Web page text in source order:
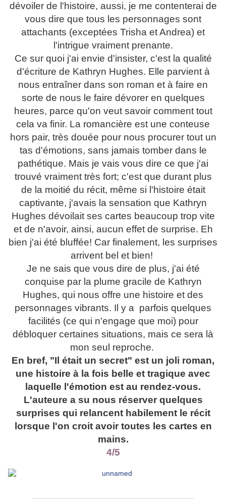
dévoiler de l'histoire, aussi, je me contenterai de
vous dire que tous les personnages sont
attachants (exceptées Trisha et Andrea) et
l'intrigue vraiment prenante.
Ce sur quoi j'ai envie d'insister, c'est la qualité
d'écriture de Kathryn Hughes. Elle parvient à
nous entraîner dans son roman et à faire en
sorte de nous le faire dévorer en quelques
heures, parce qu'on veut savoir comment tout
cela va finir. La romancière est une conteuse
hors pair, très douée pour nous procurer tout un
tas d'émotions, sans jamais tomber dans le
pathétique. Mais je vais vous dire ce que j'ai
trouvé vraiment très fort; c'est que durant plus
de la moitié du récit, même si l'histoire était
captivante, j'avais la sensation que Kathryn
Hughes dévoilait ses cartes beaucoup trop vite
et de n'avoir, ainsi, aucun effet de surprise. Eh
bien j'ai été bluffée! Car finalement, les surprises
arrivent bel et bien!
Je ne sais que vous dire de plus, j'ai été
conquise par la plume gracile de Kathryn
Hughes, qui nous offre une histoire et des
personnages vibrants. Il y a parfois quelques
facilités (ce qui n'engage que moi) pour
débloquer certaines situations, mais ce sera là
mon seul reproche.
En bref, "Il était un secret" est un joli roman,
une histoire à la fois belle et tragique avec
laquelle l'émotion est au rendez-vous.
L'auteure a su nous réserver quelques
surprises qui relancent habilement le récit
lorsque l'on croit avoir toutes les cartes en
mains.
4/5